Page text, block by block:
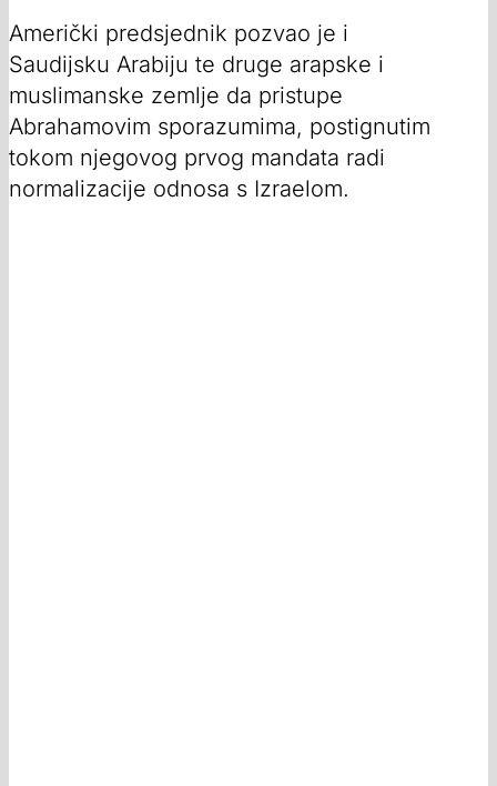
Američki predsjednik pozvao je i
Saudijsku Arabiju te druge arapske i
muslimanske zemlje da pristupe
Abrahamovim sporazumima, postignutim
tokom njegovog prvog mandata radi
normalizacije odnosa s Izraelom.